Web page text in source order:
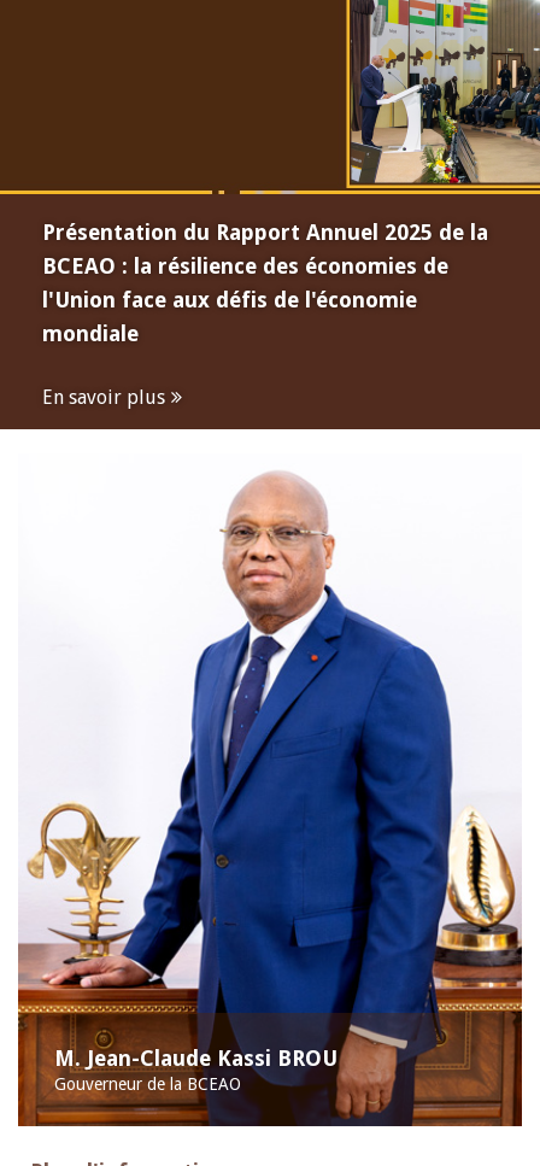
Présentation du Rapport Annuel 2025 de la
BCEAO : la résilience des économies de
l'Union face aux défis de l'économie
mondiale
En savoir plus
M. Jean-Claude Kassi BROU
Gouverneur de la BCEAO